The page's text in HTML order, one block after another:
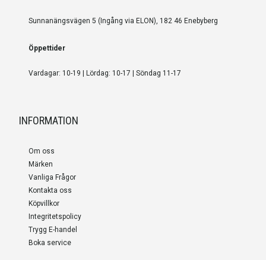
Sunnanängsvägen 5 (Ingång via ELON), 182 46 Enebyberg
Öppettider
Vardagar: 10-19 | Lördag: 10-17 | Söndag 11-17
INFORMATION
Om oss
Märken
Vanliga Frågor
Kontakta oss
Köpvillkor
Integritetspolicy
Trygg E-handel
Boka service